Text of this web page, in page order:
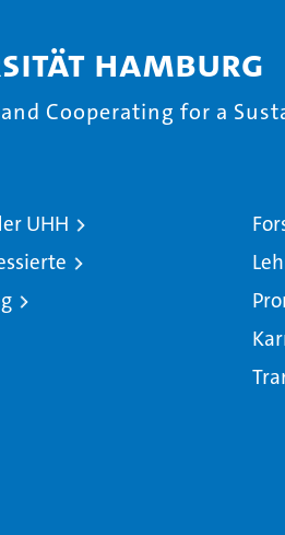
Hamburg
Cooperating for a
UHH